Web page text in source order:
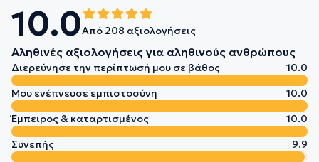
10.0Από 208 αξιολογήσεις
Αληθινές αξιολογήσεις για αληθινούς ανθρώπους
Διερεύνησε την περίπτωσή μου σε βάθος
10.0
Μου ενέπνευσε εμπιστοσύνη
10.0
Έμπειρος & καταρτισμένος
10.0
Συνεπής
9.9